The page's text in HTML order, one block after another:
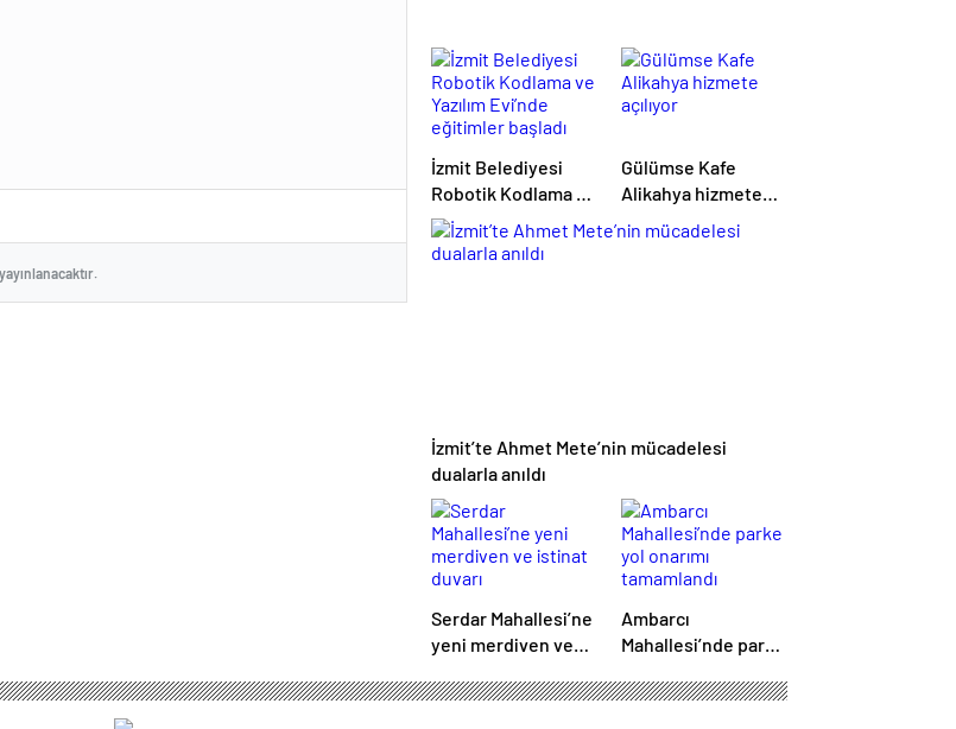
İzmit Belediyesi
Robotik Kodlama ve
Yazılım Evi’nde
eğitimler başladı
Gülümse Kafe
Alikahya hizmete
açılıyor
İzmit’te Ahmet Mete’nin mücadelesi
dualarla anıldı
Serdar Mahallesi’ne
yeni merdiven ve
Ambarcı
Mahallesi’nde parke
tamamlandı